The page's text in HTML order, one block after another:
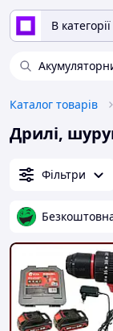
В категорії
Каталог товарів
Дрилі,
Фільтри